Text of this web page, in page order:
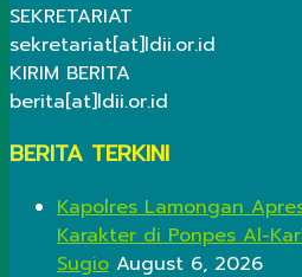
SEKRETARIAT
sekretariat[at]ldii.or.id
KIRIM BERITA
berita[at]ldii.or.id
BERITA TERKINI
Kapolres Lamongan
Karakter di Ponpes Al-
Sugio August 6, 2026